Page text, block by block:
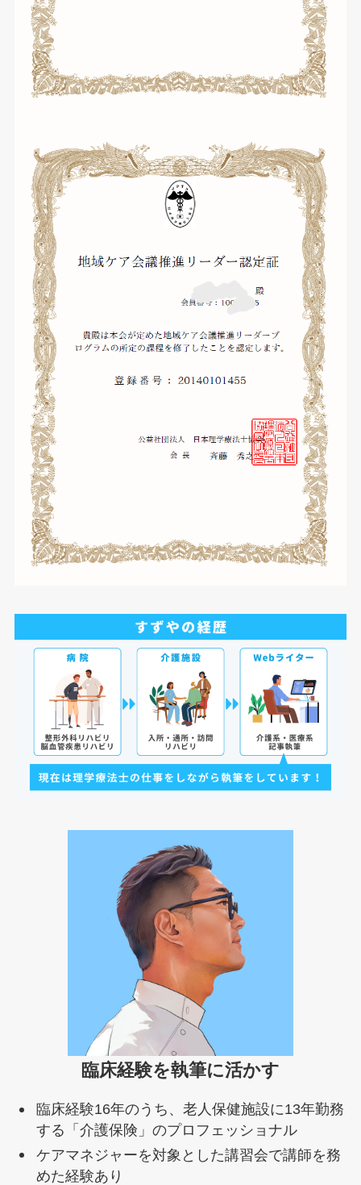
臨床経験を執筆に活かす
臨床経験16年のうち、老人保健施設に13年勤務
する「介護保険」のプロフェッショナル
ケアマネジャーを対象とした講習会で講師を務
めた経験あり